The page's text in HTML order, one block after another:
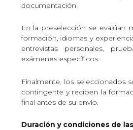
documentación.
En la preselección se evalúan
formación, idiomas y
entrevistas personales,
exámenes específicos.
Finalmente, los seleccionados
contingente y reciben la
final antes de su envío.
Duración y condiciones de